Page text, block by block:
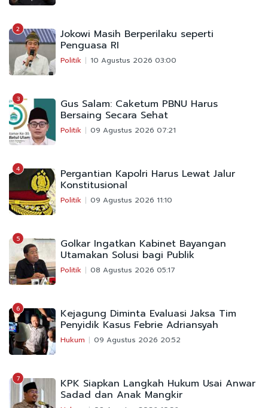
2 Jokowi Masih Berperilaku seperti
Penguasa RI
Politik 10 Agustus 2026 03:00
3 Gus Salam: Caketum PBNU Harus
Bersaing Secara Sehat
Politik 09 Agustus 2026 07:21
4 Pergantian Kapolri Harus Lewat Jalur
Konstitusional
Politik 09 Agustus 2026 11:10
5 Golkar Ingatkan Kabinet Bayangan
Utamakan Solusi bagi Publik
Politik 08 Agustus 2026 05:17
6 Kejagung Diminta Evaluasi Jaksa Tim
Penyidik Kasus Febrie Adriansyah
Hukum 09 Agustus 2026 20:52
7 KPK Siapkan Langkah Hukum Usai Anwar
Sadad dan Anak Mangkir